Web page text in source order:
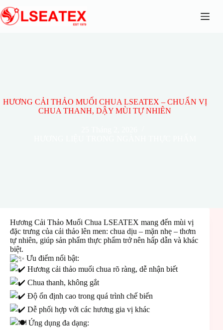
đến
phần
HƯƠNG CẢI THẢO MUỐI CHUA LSEATEX – CHUẨN VỊ
CHUA THANH, DẬY MÙI TỰ NHIÊN
Hương Cải Thảo Muối Chua LSEATEX mang đến mùi vị
đặc trưng của cải thảo lên men: chua dịu – mặn nhẹ – thơm
tự nhiên, giúp sản phẩm thực phẩm trở nên hấp dẫn và khác
biệt.
Ưu điểm nổi bật:
Hương cải thảo muối chua rõ ràng, dễ nhận biết
Chua thanh, không gắt
Độ ổn định cao trong quá trình chế biến
Dễ phối hợp với các hương gia vị khác
Ứng dụng đa dạng: